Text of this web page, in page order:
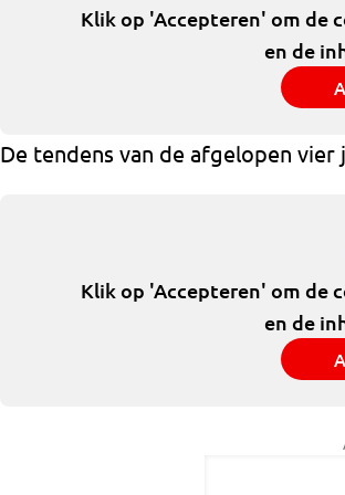
Klik op 'Accepteren' om de
en de
De tendens van de afgelopen vier
Klik op 'Accepteren' om de
en de